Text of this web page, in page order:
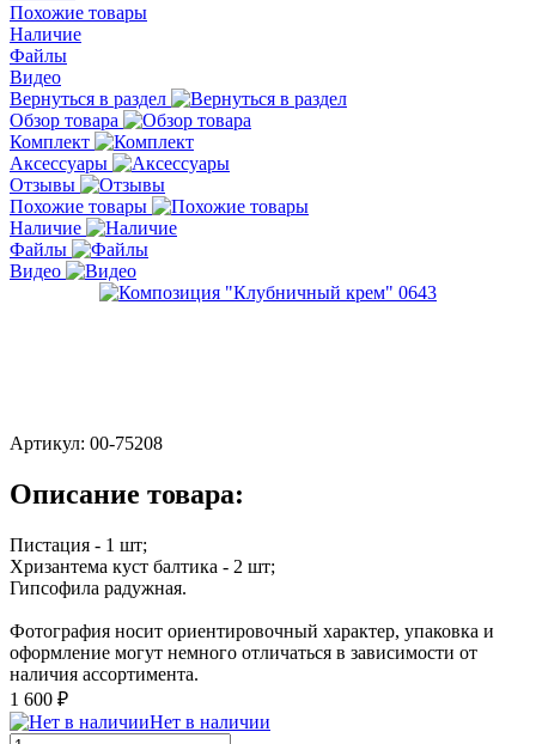
Похожие товары
Наличие
Файлы
Видео
Вернуться в раздел
Обзор товара
Комплект
Аксессуары
Отзывы
Похожие товары
Наличие
Файлы
Видео
Артикул: 00-75208
Описание товара:
Пистация - 1 шт;
Хризантема куст балтика - 2 шт;
Гипсофила радужная.
Фотография носит ориентировочный характер, упаковка и
оформление могут немного отличаться в зависимости от
наличия ассортимента.
1 600 ₽
Нет в наличии